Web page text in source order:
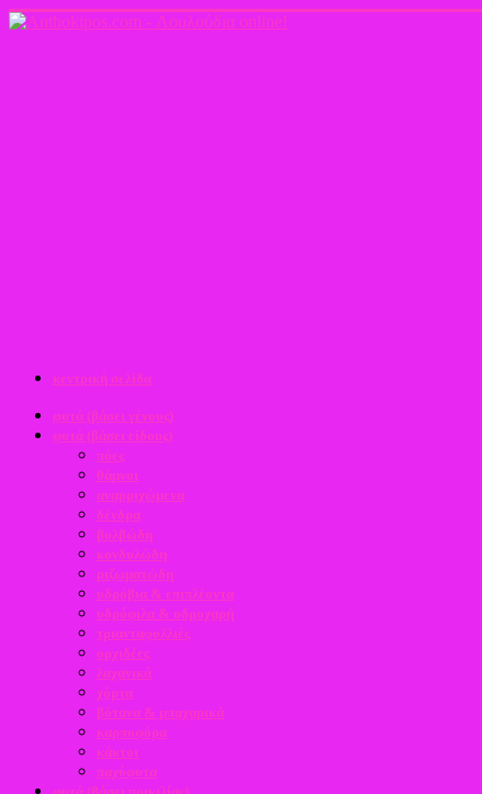
κεντρική σελίδα
φυτά (βάσει γένους)
φυτά (βάσει είδους)
πόες
θάμνοι
αναρριχώμενα
δένδρα
βολβώδη
κονδυλώδη
ριζωματώδη
υδρόβια & επιπλέοντα
υδρόφιλα & υδροχαρή
τριανταφυλλιές
ορχιδέες
λαχανικά
χόρτα
βότανα & μπαχαρικά
καρποφόρα
κάκτοι
παχύφυτα